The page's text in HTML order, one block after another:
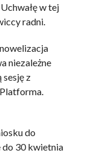
w tej
radni.
niezależne
z
do
30 kwietnia